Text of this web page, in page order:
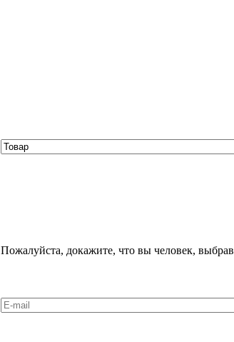
Пожалуйста, докажите, что вы человек, выбрав